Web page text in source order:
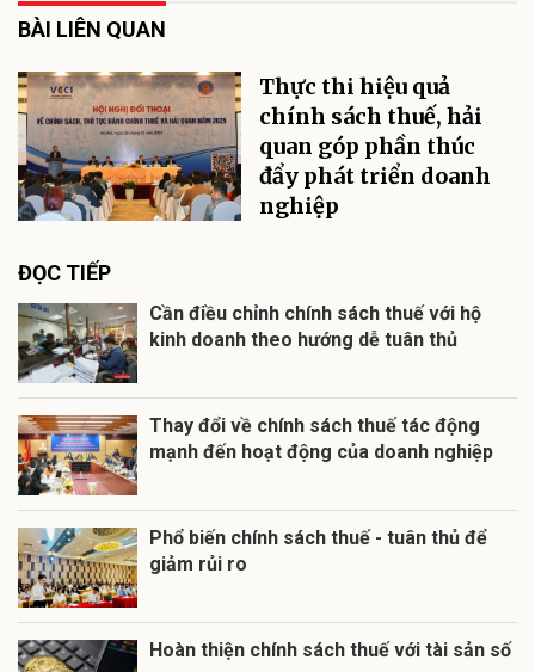
BÀI LIÊN QUAN
Thực thi hiệu quả
chính sách thuế, hải
quan góp phần thúc
đẩy phát triển doanh
nghiệp
ĐỌC TIẾP
Cần điều chỉnh chính sách thuế với hộ
kinh doanh theo hướng dễ tuân thủ
Thay đổi về chính sách thuế tác động
mạnh đến hoạt động của doanh nghiệp
Phổ biến chính sách thuế - tuân thủ để
giảm rủi ro
Hoàn thiện chính sách thuế với tài sản số